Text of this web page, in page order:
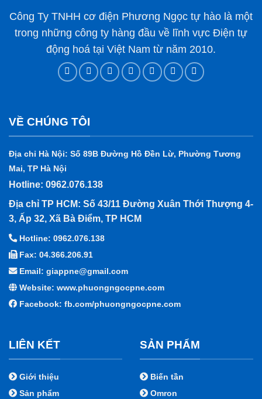
Công Ty TNHH cơ điện Phương Ngọc tự hào là một
trong những công ty hàng đầu về lĩnh vực Điện tự
động hoá tại Việt Nam từ năm 2010.
VỀ CHÚNG TÔI
Địa chỉ Hà Nội: Số 89B Đường Hồ Đền Lừ, Phường Tương
Mai, TP Hà Nội
Hotline: 0962.076.138
Địa chỉ TP HCM: Số 43/11 Đường Xuân Thới Thượng 4-
3, Ấp 32, Xã Bà Điểm, TP HCM
Hotline: 0962.076.138
Fax: 04.366.206.91
Email: giappne@gmail.com
Website: www.phuongngocpne.com
Facebook: fb.com/phuongngocpne.com
LIÊN KẾT
Giới thiệu
Sản phẩm
SẢN PHẨM
Biến tần
Omron